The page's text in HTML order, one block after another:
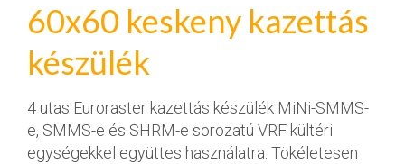
60x60 keskeny kazettás
készülék
4 utas Euroraster kazettás készülék MiNi-SMMS-
e, SMMS-e és SHRM-e sorozatú VRF kültéri
egységekkel együttes használatra. Tökéletesen